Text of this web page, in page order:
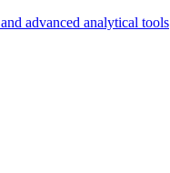
and advanced analytical tools